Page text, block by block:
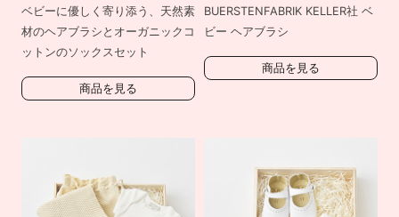
ベビーに優しく寄り添う、天然素
材のヘアブラシとオーガニックコ
ットンのソックスセット
商品を見る
BUERSTENFABRIK KELLER社 ベ
ビー ヘアブラシ
商品を見る